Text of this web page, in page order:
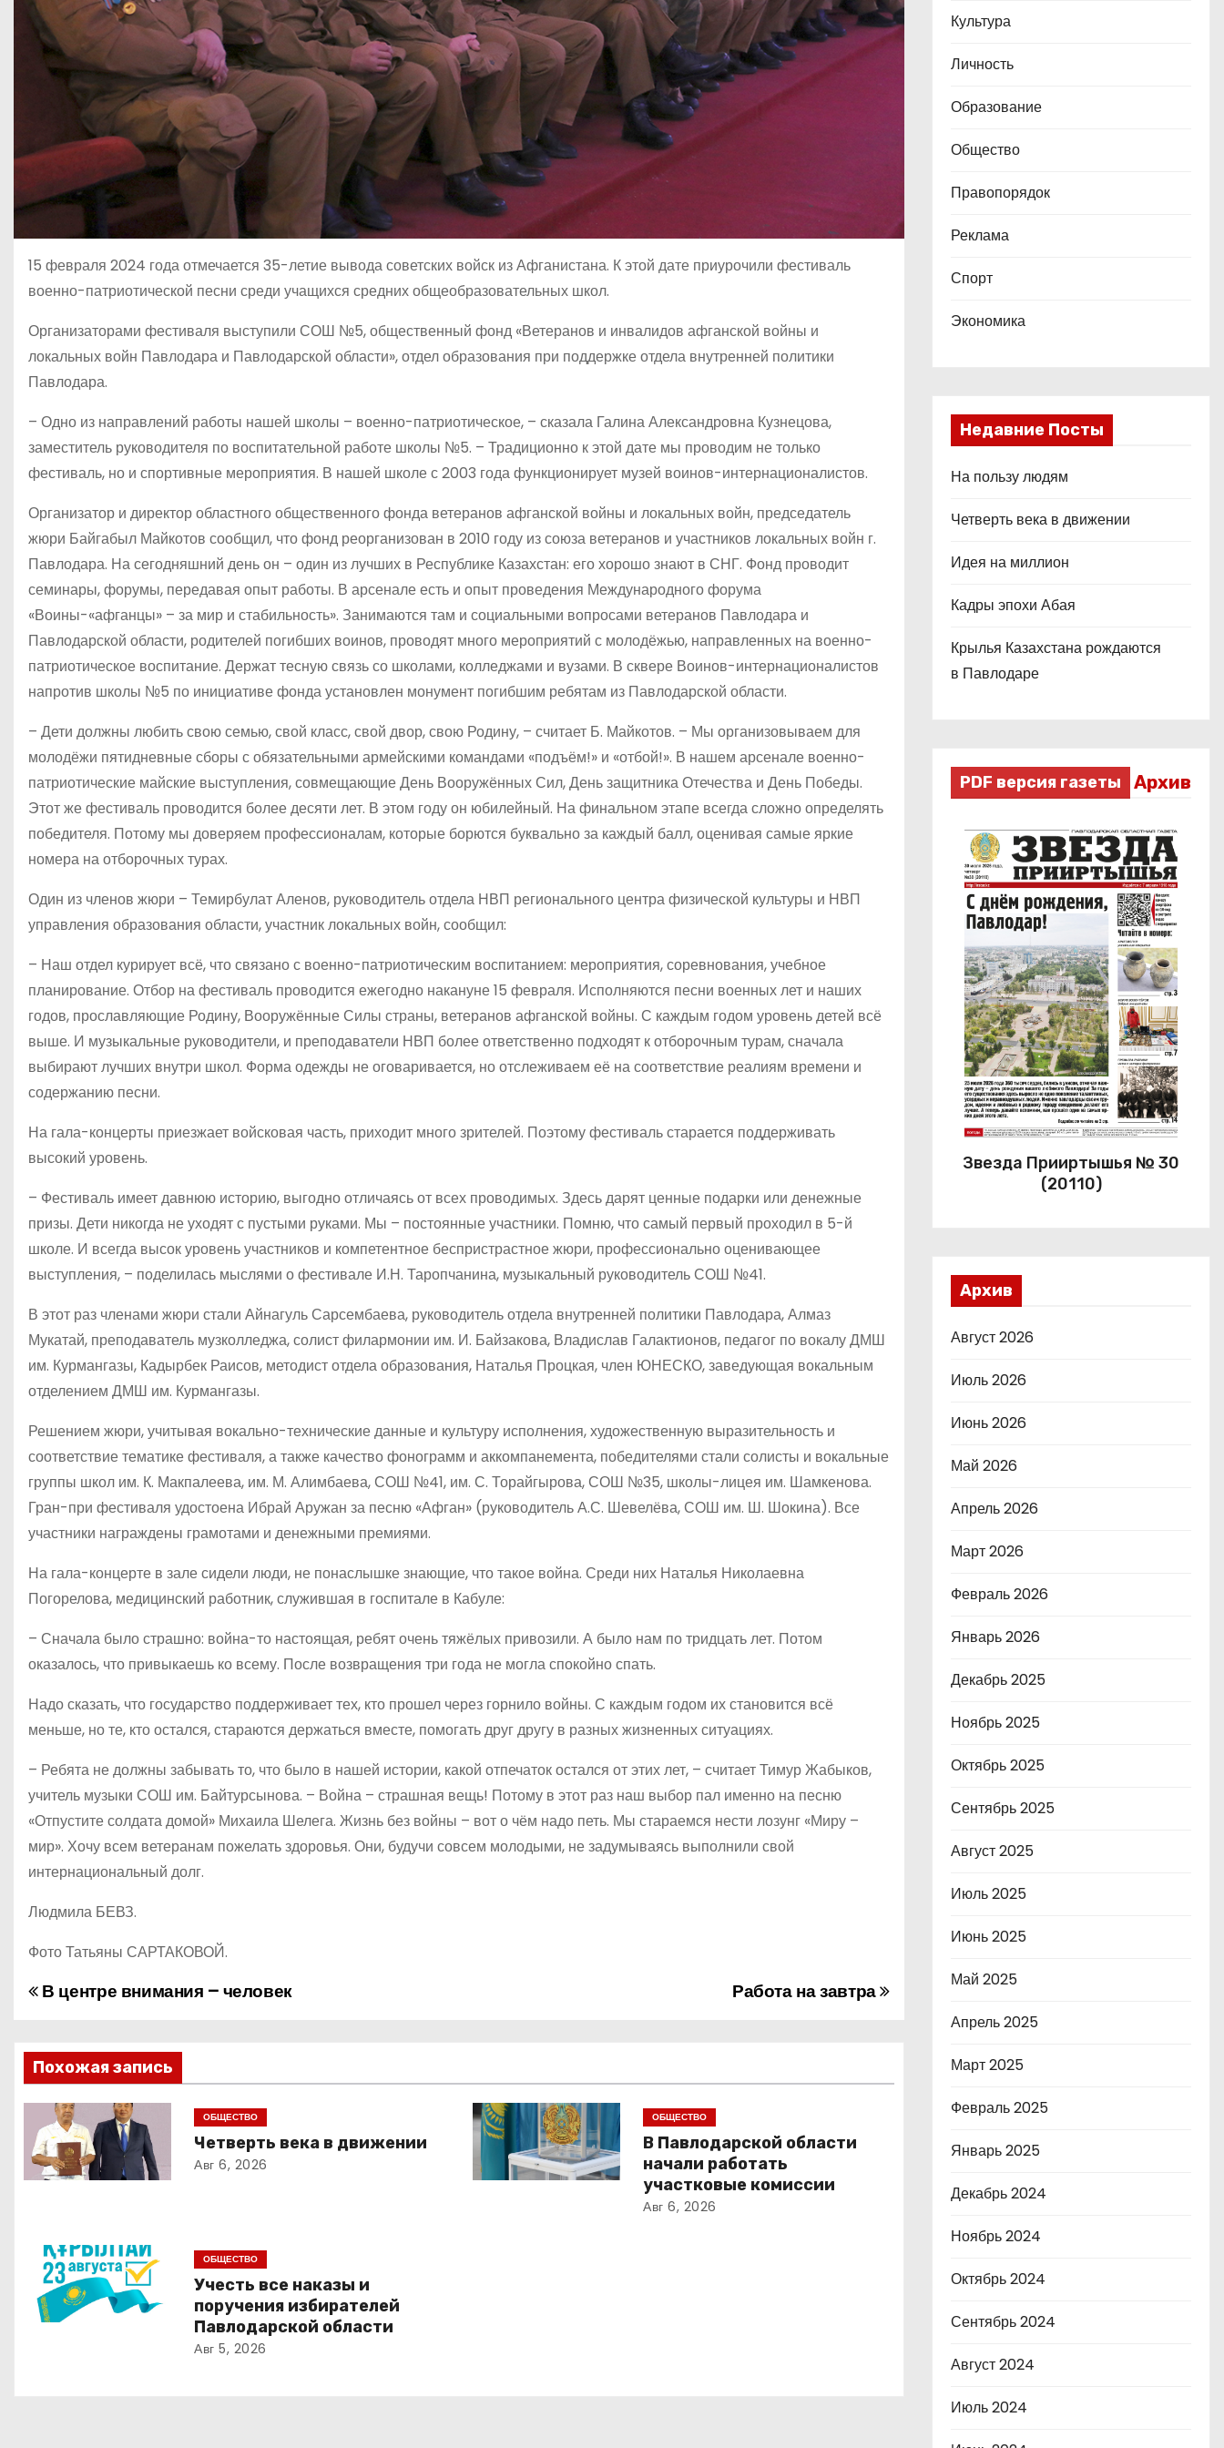
15 февраля 2024 года отмечается 35-летие вывода советских войск из Афганистана. К этой дате приурочили фестиваль
военно-патриотической песни среди учащихся средних общеобразовательных школ.
Организаторами фестиваля выступили СОШ №5, общественный фонд «Ветеранов и инвалидов афганской войны и
локальных войн Павлодара и Павлодарской области», отдел образования при поддержке отдела внутренней политики
Павлодара.
– Одно из направлений работы нашей школы – военно-патриотическое, – сказала Галина Александровна Кузнецова,
заместитель руководителя по воспитательной работе школы №5. – Традиционно к этой дате мы проводим не только
фестиваль, но и спортивные мероприятия. В нашей школе с 2003 года функционирует музей воинов-интернационалистов.
Организатор и директор областного общественного фонда ветеранов афганской войны и локальных войн, председатель
жюри Байгабыл Майкотов сообщил, что фонд реорганизован в 2010 году из союза ветеранов и участников локальных войн г.
Павлодара. На сегодняшний день он – один из лучших в Республике Казахстан: его хорошо знают в СНГ. Фонд проводит
семинары, форумы, передавая опыт работы. В арсенале есть и опыт проведения Международного форума
«Воины-«афганцы» – за мир и стабильность». Занимаются там и социальными вопросами ветеранов Павлодара и
Павлодарской области, родителей погибших воинов, проводят много мероприятий с молодёжью, направленных на военно-
патриотическое воспитание. Держат тесную связь со школами, колледжами и вузами. В сквере Воинов-интернационалистов
напротив школы №5 по инициативе фонда установлен монумент погибшим ребятам из Павлодарской области.
– Дети должны любить свою семью, свой класс, свой двор, свою Родину, – считает Б. Майкотов. – Мы организовываем для
молодёжи пятидневные сборы с обязательными армейскими командами «подъём!» и «отбой!». В нашем арсенале военно-
патриотические майские выступления, совмещающие День Вооружённых Сил, День защитника Отечества и День Победы.
Этот же фестиваль проводится более десяти лет. В этом году он юбилейный. На финальном этапе всегда сложно определять
победителя. Потому мы доверяем профессионалам, которые борются буквально за каждый балл, оценивая самые яркие
номера на отборочных турах.
Один из членов жюри – Темирбулат Аленов, руководитель отдела НВП регионального центра физической культуры и НВП
управления образования области, участник локальных войн, сообщил:
– Наш отдел курирует всё, что связано с военно-патриотическим воспитанием: мероприятия, соревнования, учебное
планирование. Отбор на фестиваль проводится ежегодно накануне 15 февраля. Исполняются песни военных лет и наших
годов, прославляющие Родину, Вооружённые Силы страны, ветеранов афганской войны. С каждым годом уровень детей всё
выше. И музыкальные руководители, и преподаватели НВП более ответственно подходят к отборочным турам, сначала
выбирают лучших внутри школ. Форма одежды не оговаривается, но отслеживаем её на соответствие реалиям времени и
содержанию песни.
На гала-концерты приезжает войсковая часть, приходит много зрителей. Поэтому фестиваль старается поддерживать
высокий уровень.
– Фестиваль имеет давнюю историю, выгодно отличаясь от всех проводимых. Здесь дарят ценные подарки или денежные
призы. Дети никогда не уходят с пустыми руками. Мы – постоянные участники. Помню, что самый первый проходил в 5-й
школе. И всегда высок уровень участников и компетентное беспристрастное жюри, профессионально оценивающее
выступления, – поделилась мыслями о фестивале И.Н. Таропчанина, музыкальный руководитель СОШ №41.
В этот раз членами жюри стали Айнагуль Сарсембаева, руководитель отдела внутренней политики Павлодара, Алмаз
Мукатай, преподаватель музколледжа, солист филармонии им. И. Байзакова, Владислав Галактионов, педагог по вокалу ДМШ
им. Курмангазы, Кадырбек Раисов, методист отдела образования, Наталья Процкая, член ЮНЕСКО, заведующая вокальным
отделением ДМШ им. Курмангазы.
Решением жюри, учитывая вокально-технические данные и культуру исполнения, художественную выразительность и
соответствие тематике фестиваля, а также качество фонограмм и аккомпанемента, победителями стали солисты и вокальные
группы школ им. К. Макпалеева, им. М. Алимбаева, СОШ №41, им. С. Торайгырова, СОШ №35, школы-лицея им. Шамкенова.
Гран-при фестиваля удостоена Ибрай Аружан за песню «Афган» (руководитель А.С. Шевелёва, СОШ им. Ш. Шокина). Все
участники награждены грамотами и денежными премиями.
На гала-концерте в зале сидели люди, не понаслышке знающие, что такое война. Среди них Наталья Николаевна
Погорелова, медицинский работник, служившая в госпитале в Кабуле:
– Сначала было страшно: война-то настоящая, ребят очень тяжёлых привозили. А было нам по тридцать лет. Потом
оказалось, что привыкаешь ко всему. После возвращения три года не могла спокойно спать.
Надо сказать, что государство поддерживает тех, кто прошел через горнило войны. С каждым годом их становится всё
меньше, но те, кто остался, стараются держаться вместе, помогать друг другу в разных жизненных ситуациях.
– Ребята не должны забывать то, что было в нашей истории, какой отпечаток остался от этих лет, – считает Тимур Жабыков,
учитель музыки СОШ им. Байтурсынова. – Война – страшная вещь! Потому в этот раз наш выбор пал именно на песню
«Отпустите солдата домой» Михаила Шелега. Жизнь без войны – вот о чём надо петь. Мы стараемся нести лозунг «Миру –
мир». Хочу всем ветеранам пожелать здоровья. Они, будучи совсем молодыми, не задумываясь выполнили свой
интернациональный долг.
Людмила БЕВЗ.
Фото Татьяны САРТАКОВОЙ.
Н
в
и
г
а
и
я
Работа на завтра
В центре внимания – человек
Похожая запись
ОБЩЕСТВО
Четверть века в движении
Авг 6, 2026
ОБЩЕСТВО
В Павлодарской области
начали работать
участковые комиссии
Авг 6, 2026
ОБЩЕСТВО
Учесть все наказы и
поручения избирателей
Павлодарской области
Авг 5, 2026
Культура
Личность
Образование
Общество
Правопорядок
Реклама
Спорт
Экономика
Недавние Посты
На пользу людям
Четверть века в движении
Идея на миллион
Кадры эпохи Абая
Крылья Казахстана рождаются
в Павлодаре
PDF версия газеты Архив
Звезда Прииртышья № 30
(20110)
Архив
Август 2026
Июль 2026
Июнь 2026
Май 2026
Апрель 2026
Март 2026
Февраль 2026
Январь 2026
Декабрь 2025
Ноябрь 2025
Октябрь 2025
Сентябрь 2025
Август 2025
Июль 2025
Июнь 2025
Май 2025
Апрель 2025
Март 2025
Февраль 2025
Январь 2025
Декабрь 2024
Ноябрь 2024
Октябрь 2024
Сентябрь 2024
Август 2024
Июль 2024